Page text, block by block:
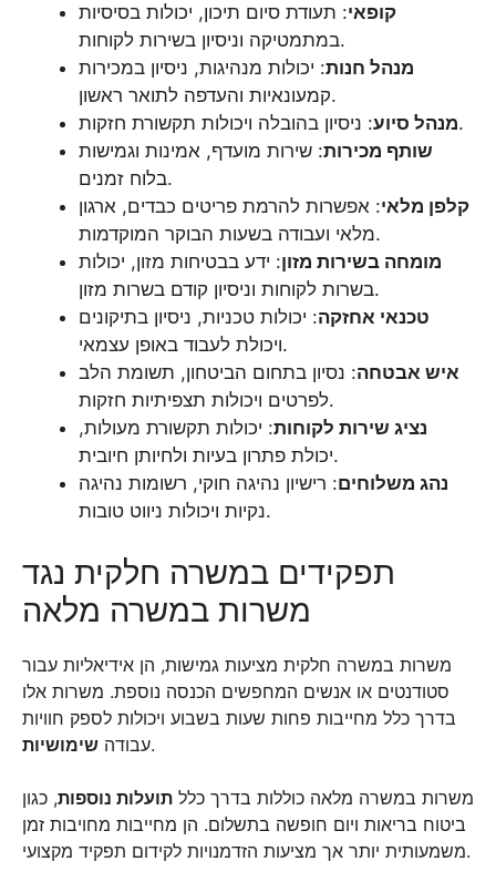
קופאי: תעודת סיום תיכון, יכולות בסיסיות
במתמטיקה וניסיון בשירות לקוחות.
מנהל חנות: יכולות מנהיגות, ניסיון במכירות
קמעונאיות והעדפה לתואר ראשון.
מנהל סיוע: ניסיון בהובלה ויכולות תקשורת חזקות.
שותף מכירות: שירות מועדף, אמינות וגמישות
בלוח זמנים.
קלפן מלאי: אפשרות להרמת פריטים כבדים, ארגון
מלאי ועבודה בשעות הבוקר המוקדמות.
מומחה בשירות מזון: ידע בבטיחות מזון, יכולות
בשרות לקוחות וניסיון קודם בשרות מזון.
טכנאי אחזקה: יכולות טכניות, ניסיון בתיקונים
ויכולת לעבוד באופן עצמאי.
איש אבטחה: נסיון בתחום הביטחון, תשומת הלב
לפרטים ויכולות תצפיתיות חזקות.
נציג שירות לקוחות: יכולות תקשורת מעולות,
יכולת פתרון בעיות ולחיותן חיובית.
נהג משלוחים: רישיון נהיגה חוקי, רשומות נהיגה
נקיות ויכולות ניווט טובות.
תפקידים במשרה חלקית נגד
משרות במשרה מלאה
משרות במשרה חלקית מציעות גמישות, הן אידיאליות עבור
סטודנטים או אנשים המחפשים הכנסה נוספת. משרות אלו
בדרך כלל מחייבות פחות שעות בשבוע ויכולות לספק חוויות
עבודה שימושיות .
משרות במשרה מלאה כוללות בדרך כלל תועלות נוספות, כגון
ביטוח בריאות ויום חופשה בתשלום. הן מחייבות מחויבות זמן
משמעותית יותר אך מציעות הזדמנויות לקידום תפקיד מקצועי.